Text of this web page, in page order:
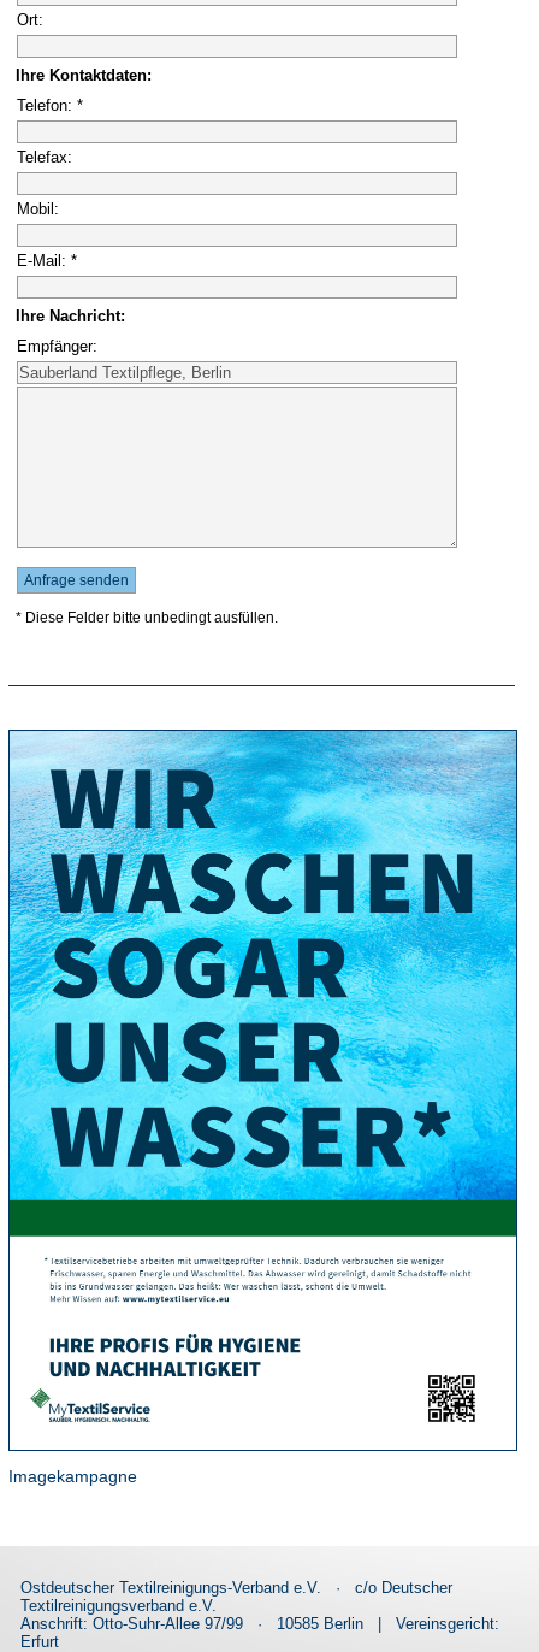
Ort:
Ihre Kontaktdaten:
Telefon: *
Telefax:
Mobil:
E-Mail: *
Ihre Nachricht:
Empfänger:
* Diese Felder bitte unbedingt ausfüllen.
Imagekampagne
Ostdeutscher Textilreinigungs-Verband e.V. ·
c/o Deutscher
Textilreinigungsverband e.V.
Anschrift: Otto-Suhr-Allee 97/99
· 10585 Berlin |
Vereinsgericht:
Erfurt